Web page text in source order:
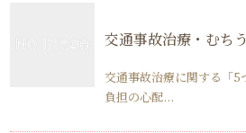
交通事故治療・むち
交通事故治療に関する「
負担の心配...